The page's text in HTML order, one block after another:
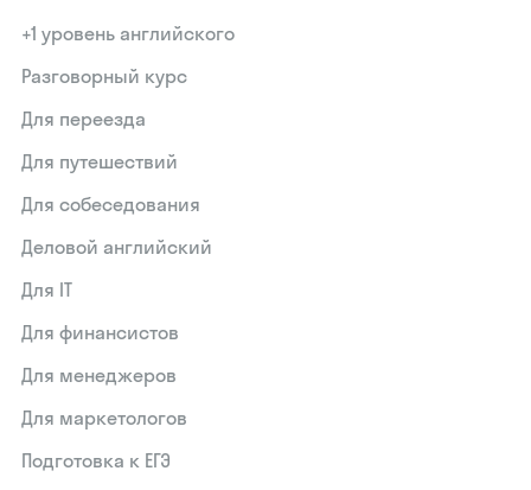
+1 уровень английского
Разговорный курс
Для переезда
Для путешествий
Для собеседования
Деловой английский
Для IT
Для финансистов
Для менеджеров
Для маркетологов
Подготовка к ЕГЭ